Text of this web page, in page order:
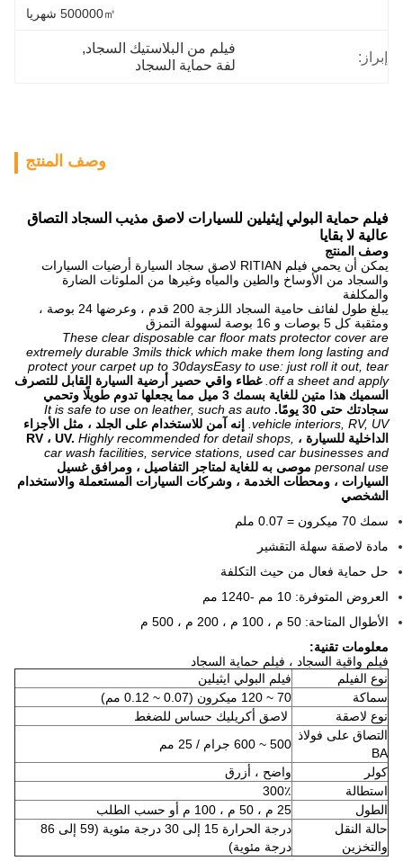
500000㎡ شهريا
إبراز:
فيلم من البلاستيك السجاد,
لفة حماية السجاد
وصف المنتج
فيلم حماية البولي إيثيلين للسيارات لاصق مذيب السجاد التصاق
عالية لا بقايا
وصف المنتج
يمكن أن يحمي فيلم RITIAN لاصق سجاد السيارة أرضيات السيارات
والسجاد من الأوساخ والطين والمياه وغيرها من الملوثات الضارة
والمكلفة
يبلغ طول لفائف حامية السجاد اللزجة 200 قدم ، وعرضها 24 بوصة ،
ومثقبة كل 5 بوصات و 16 بوصة لسهولة التمزق
These clear disposable car floor mats protector cover are
extremely durable 3mils thick which make them long lasting and
protect your carpet up to 30daysEasy to use: just roll it out, tear
off a sheet and apply.
غطاء واقي حصير أرضية السيارة القابل للتصرف
السميك هذا متين للغاية بسمك 3 ميل مما يجعلها تدوم طويلًا وتحمي
سجادتك حتى 30 يومًا.
It is safe to use on leather, such as auto
vehicle interiors, RV, UV.
إنه آمن للاستخدام على الجلد ، مثل الأجزاء
الداخلية للسيارة ، RV ، UV.Highly recommended for detail shops,
car wash facilities, service stations, used car businesses and
personal use موصى به للغاية لمتاجر التفاصيل ، ومرافق غسيل
السيارات ، ومحطات الخدمة ، وشركات السيارات المستعملة والاستخدام
الشخصي
سمك 70 ميكرون = 0.07 ملم
مادة لاصقة سهلة التقشير
حل حماية فعال من حيث التكلفة
العروض المتوفرة: 10 مم -1240 مم
الأطوال المتاحة: 50 م ، 100 م ، 200 م ، 500 م
معلومات تقنية:
فيلم واقية السجاد ، فيلم حماية السجاد
نوع الفيلم
فيلم البولي ايثيلين
سماكة
70 ~ 120 ميكرون (0.07 ~ 0.12 مم)
نوع لاصقة
لاصق أكريليك حساس للضغط
التصاق على فولاذ
BA
500 ~ 600 جرام / 25 مم
كولر
واضح ، أزرق
استطالة
300٪
الطول
25 م ، 50 م ، 100 م أو حسب الطلب
حالة النقل
والتخزين
درجة الحرارة 15 إلى 30 درجة مئوية (59 إلى 86
درجة مئوية)